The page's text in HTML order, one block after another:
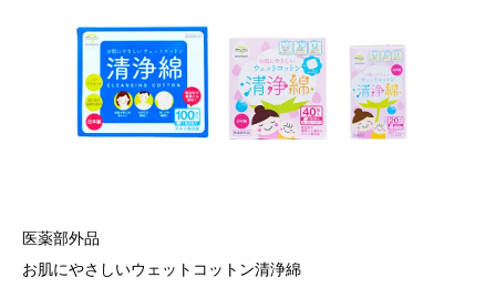
医薬部外品
お肌にやさしいウェットコットン清浄綿